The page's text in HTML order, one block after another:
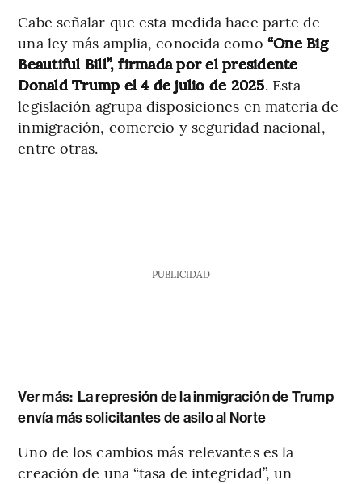
Cabe señalar que esta medida hace parte de
una ley más amplia, conocida como “One Big
Beautiful Bill”, firmada por el presidente
Donald Trump el 4 de julio de 2025. Esta
legislación agrupa disposiciones en materia de
inmigración, comercio y seguridad nacional,
entre otras.
PUBLICIDAD
Ver más: La represión de la inmigración de Trump
envía más solicitantes de asilo al Norte
Uno de los cambios más relevantes es la
creación de una “tasa de integridad”, un